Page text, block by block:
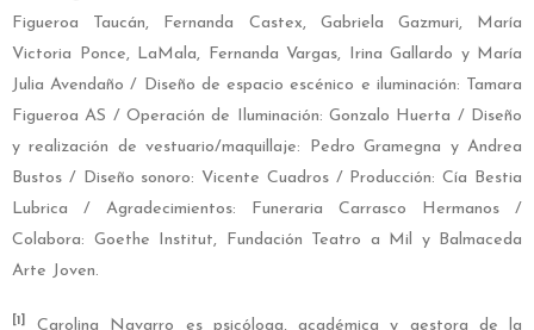
Figueroa Taucán, Fernanda Castex, Gabriela Gazmuri, María
Victoria Ponce, LaMala, Fernanda Vargas, Irina Gallardo y María
Julia Avendaño / Diseño de espacio escénico e iluminación: Tamara
Figueroa AS / Operación de Iluminación: Gonzalo Huerta / Diseño
y realización de vestuario/maquillaje: Pedro Gramegna y Andrea
Bustos / Diseño sonoro: Vicente Cuadros / Producción: Cía Bestia
Lubrica / Agradecimientos: Funeraria Carrasco Hermanos /
Colabora: Goethe Institut, Fundación Teatro a Mil y Balmaceda
Arte Joven.
[1]
Carolina Navarro es psicóloga, académica y gestora de la